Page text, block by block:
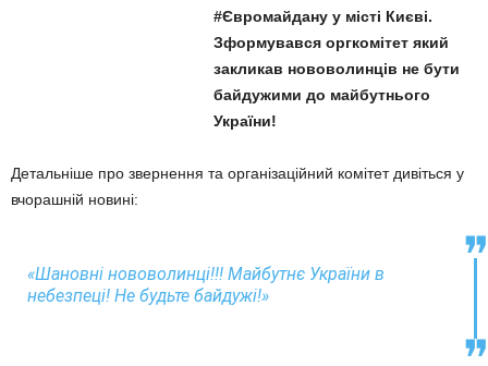
#Євромайдану у місті Києві.
Зформувався оргкомітет який
закликав нововолинців не бути
байдужими до майбутнього
України!
Детальніше про звернення та організаційний комітет дивіться у
вчорашній новині:
«Шановні нововолинці!!! Майбутнє України в
небезпеці! Не будьте байдужі!»